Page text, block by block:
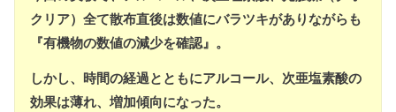
クリア）全て散布直後は数値にバラツキがありながらも
『有機物の数値の減少を確認』。
しかし、時間の経過とともにアルコール、次亜塩素酸の
効果は薄れ、増加傾向になった。